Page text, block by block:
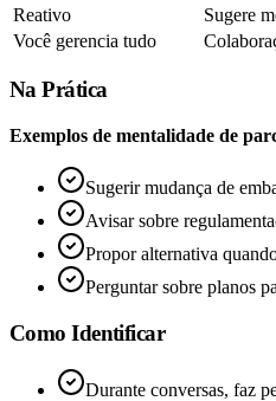
Reativo
Sugere
Você gerencia tudo
Na Prática
Exemplos de mentalidade de
Sugerir mudança de
Avisar sobre
Propor alternativa
Perguntar sobre planos
Como Identificar
Durante conversas, faz